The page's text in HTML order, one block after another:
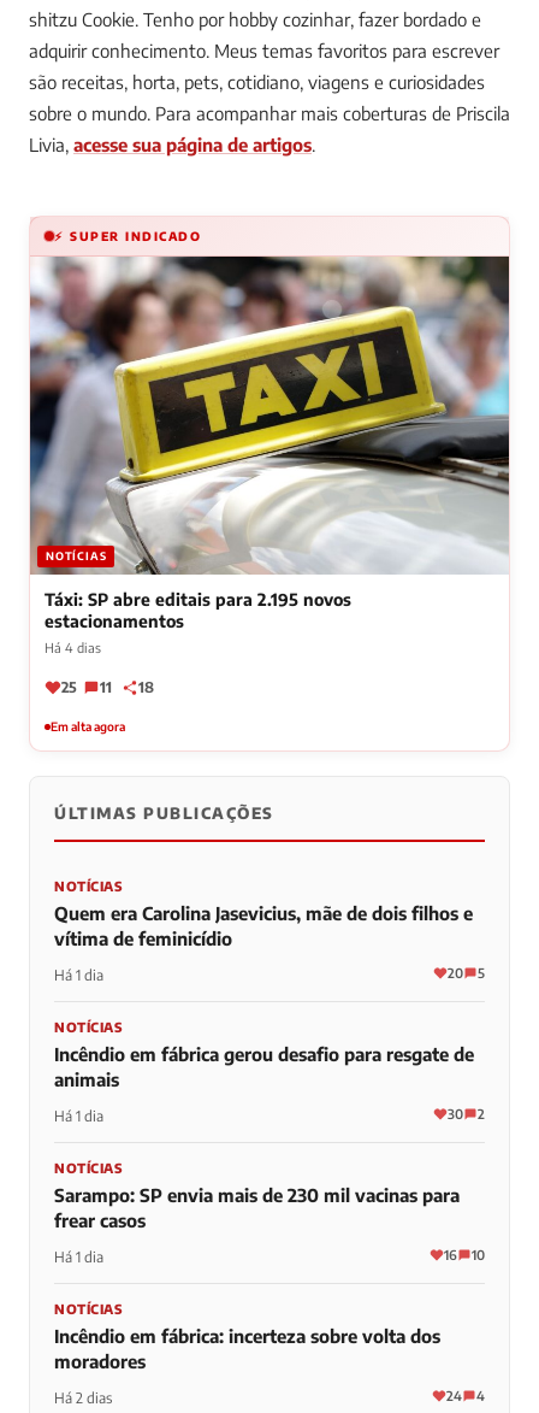
shitzu Cookie. Tenho por hobby cozinhar, fazer bordado e
adquirir conhecimento. Meus temas favoritos para escrever
são receitas, horta, pets, cotidiano, viagens e curiosidades
sobre o mundo. Para acompanhar mais coberturas de Priscila
Livia, acesse sua página de artigos.
⚡ SUPER INDICADO
NOTÍCIAS
Táxi: SP abre editais para 2.195 novos
estacionamentos
Há 4 dias
25 11 18
Em alta agora
ÚLTIMAS PUBLICAÇÕES
NOTÍCIAS
Quem era Carolina Jasevicius, mãe de dois filhos e
vítima de feminicídio
Há 1 dia 20 5
NOTÍCIAS
Incêndio em fábrica gerou desafio para resgate de
animais
Há 1 dia 30 2
NOTÍCIAS
Sarampo: SP envia mais de 230 mil vacinas para
frear casos
Há 1 dia 16 10
NOTÍCIAS
Incêndio em fábrica: incerteza sobre volta dos
moradores
Há 2 dias 24 4